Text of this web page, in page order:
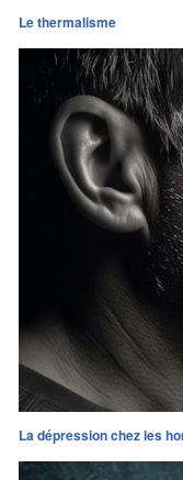
Le thermalisme
La dépression chez les